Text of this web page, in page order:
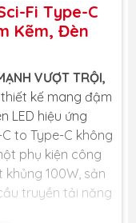
Fi Type-C
Kẽm, Đèn
VƯỢT TRỘI,
thiết kế mang đậm
LED hiệu ứng
to Type-C không
phụ kiện công
100W, sản
truyền tải năng